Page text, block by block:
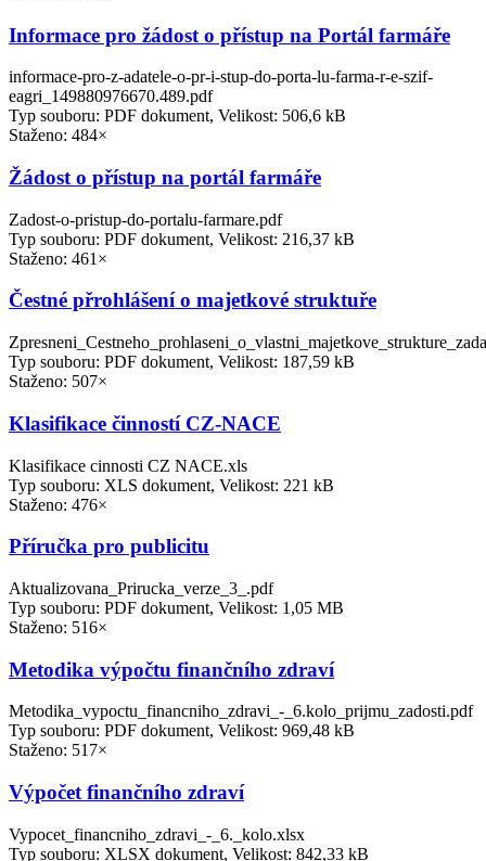
Informace pro žádost o přístup na Portál farmáře
informace-pro-z-adatele-o-pr-i-stup-do-porta-lu-farma-r-e-szif-
eagri_149880976670.489.pdf
Typ souboru: PDF dokument, Velikost: 506,6 kB
Staženo: 484×
Žádost o přístup na portál farmáře
Zadost-o-pristup-do-portalu-farmare.pdf
Typ souboru: PDF dokument, Velikost: 216,37 kB
Staženo: 461×
Čestné přrohlášení o majetkové struktuře
Typ souboru: PDF dokument, Velikost: 187,59 kB
Staženo: 507×
Klasifikace činností CZ-NACE
Klasifikace cinnosti CZ NACE.xls
Typ souboru: XLS dokument, Velikost: 221 kB
Staženo: 476×
Příručka pro publicitu
Aktualizovana_Prirucka_verze_3_.pdf
Typ souboru: PDF dokument, Velikost: 1,05 MB
Staženo: 516×
Metodika výpočtu finančního zdraví
Metodika_vypoctu_financniho_zdravi_-_6.kolo_prijmu_zadosti.pdf
Typ souboru: PDF dokument, Velikost: 969,48 kB
Staženo: 517×
Výpočet finančního zdraví
Vypocet_financniho_zdravi_-_6._kolo.xlsx
Typ souboru: XLSX dokument, Velikost: 842,33 kB